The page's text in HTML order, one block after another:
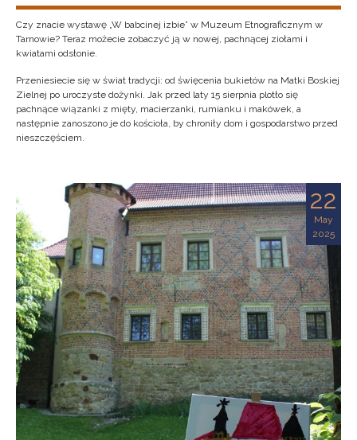
Czy znacie wystawę „W babcinej izbie” w Muzeum Etnograficznym w
Tarnowie? Teraz możecie zobaczyć ją w nowej, pachnącej ziołami i
kwiatami odsłonie.
Przeniesiecie się w świat tradycji: od święcenia bukietów na Matki Boskiej
Zielnej po uroczyste dożynki. Jak przed laty 15 sierpnia plotło się
pachnące wiązanki z mięty, macierzanki, rumianku i makówek, a
następnie zanoszono je do kościoła, by chroniły dom i gospodarstwo przed
nieszczęściem.
22
May
2025